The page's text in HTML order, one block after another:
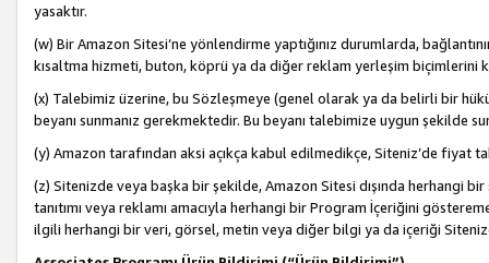
yasaktır.
(w) Bir Amazon Sitesi’ne yönlendirme yaptığınız durumlarda,
kısaltma hizmeti, buton, köprü ya da diğer reklam yerleşim biçimlerini
(x) Talebimiz üzerine, bu Sözleşmeye (genel olarak ya da belirli bir
beyanı sunmanız gerekmektedir. Bu beyanı talebimize uygun şekilde
(y) Amazon tarafından aksi açıkça kabul edilmedikçe, Siteniz’de fiyat
(z) Sitenizde veya başka bir şekilde, Amazon Sitesi dışında herhangi
tanıtımı veya reklamı amacıyla herhangi bir Program İçeriğini
ilgili herhangi bir veri, görsel, metin veya diğer bilgi ya da içeriği